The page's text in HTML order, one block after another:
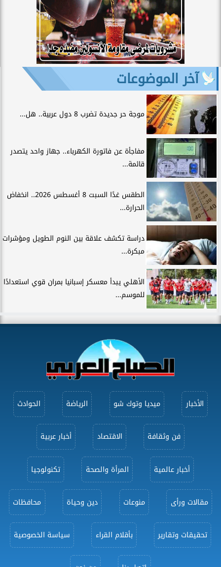
آخر الموضوعات
موجة حر جديدة تضرب 8 دول عربية.. هل...
مفاجأة عن فاتورة الكهرباء.. جهاز واحد يتصدر
قائمة...
الطقس غدًا السبت 8 أغسطس 2026.. انخفاض
الحرارة...
دراسة تكشف علاقة بين النوم الطويل ومؤشرات
مبكرة...
الأهلي يبدأ معسكر إسبانيا بمران قوي استعدادًا
للموسم...
الأخبار ميديا وتوك شو الرياضة الحوادث
فن وثقافة الاقتصاد أخبار عربية
أخبار عالمية المرأة والصحة تكنولوجيا
مقالات ورأى منوعات دين وحياة محافظات
تحقيقات وتقارير بأقلام القراء سياسة الخصوصية